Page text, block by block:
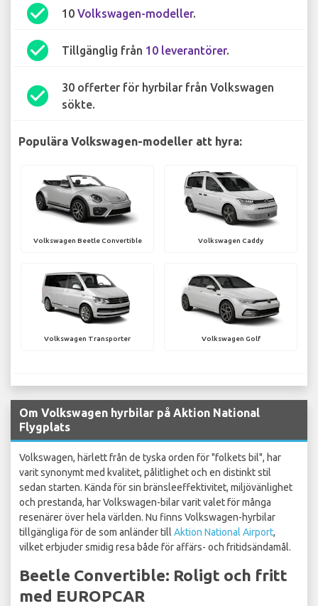
check_circle 10 Volkswagen-modeller.
check_circle Tillgänglig från 10 leverantörer.
check_circle
30 offerter för hyrbilar från Volkswagen
sökte.
Populära Volkswagen-modeller att hyra:
Volkswagen Beetle Convertible Volkswagen Caddy
Volkswagen Transporter Volkswagen Golf
Om Volkswagen hyrbilar på Aktion National
Flygplats
Volkswagen, härlett från de tyska orden för "folkets bil", har
varit synonymt med kvalitet, pålitlighet och en distinkt stil
sedan starten. Kända för sin bränsleeffektivitet, miljövänlighet
och prestanda, har Volkswagen-bilar varit valet för många
resenärer över hela världen. Nu finns Volkswagen-hyrbilar
tillgängliga för de som anländer till Aktion National Airport,
vilket erbjuder smidig resa både för affärs- och fritidsändamål.
Beetle Convertible: Roligt och fritt
med EUROPCAR